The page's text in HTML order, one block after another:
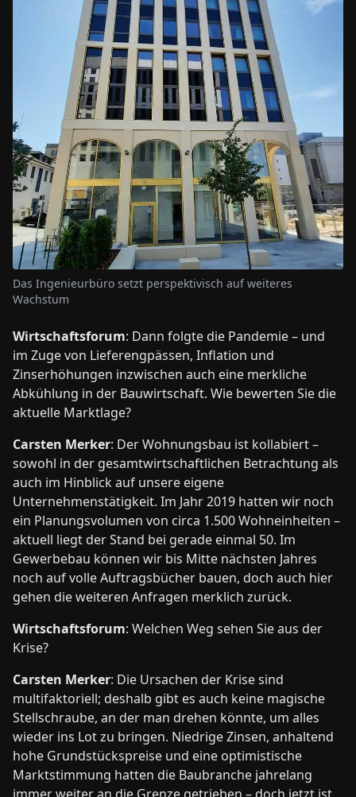
Das Ingenieurbüro setzt perspektivisch auf weiteres
Wachstum
Wirtschaftsforum: Dann folgte die Pandemie – und
im Zuge von Lieferengpässen, Inflation und
Zinserhöhungen inzwischen auch eine merkliche
Abkühlung in der Bauwirtschaft. Wie bewerten Sie die
aktuelle Marktlage?
Carsten Merker: Der Wohnungsbau ist kollabiert –
sowohl in der gesamtwirtschaftlichen Betrachtung als
auch im Hinblick auf unsere eigene
Unternehmenstätigkeit. Im Jahr 2019 hatten wir noch
ein Planungsvolumen von circa 1.500 Wohneinheiten –
aktuell liegt der Stand bei gerade einmal 50. Im
Gewerbebau können wir bis Mitte nächsten Jahres
noch auf volle Auftragsbücher bauen, doch auch hier
gehen die weiteren Anfragen merklich zurück.
Wirtschaftsforum: Welchen Weg sehen Sie aus der
Krise?
Carsten Merker: Die Ursachen der Krise sind
multifaktoriell; deshalb gibt es auch keine magische
Stellschraube, an der man drehen könnte, um alles
wieder ins Lot zu bringen. Niedrige Zinsen, anhaltend
hohe Grundstückspreise und eine optimistische
Marktstimmung hatten die Baubranche jahrelang